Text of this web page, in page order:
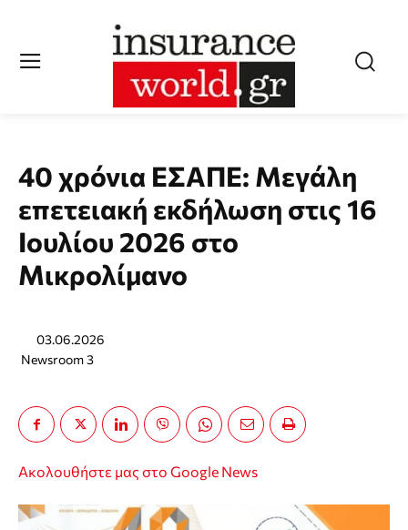
40 χρόνια ΕΣΑΠΕ: Μεγάλη
επετειακή εκδήλωση στις 16
Ιουλίου 2026 στο
Μικρολίμανο
03.06.2026
Newsroom 3
Ακολουθήστε μας στο Google News